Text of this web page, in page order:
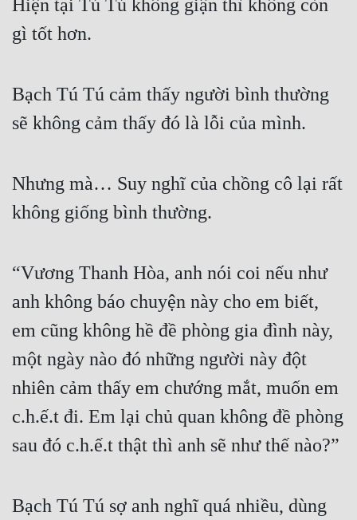
Hiện tại Tú Tú không giận thì không còn
gì tốt hơn.
Bạch Tú Tú cảm thấy người bình thường
sẽ không cảm thấy đó là lỗi của mình.
Nhưng mà… Suy nghĩ của chồng cô lại rất
không giống bình thường.
“Vương Thanh Hòa, anh nói coi nếu như
anh không báo chuyện này cho em biết,
em cũng không hề đề phòng gia đình này,
một ngày nào đó những người này đột
nhiên cảm thấy em chướng mắt, muốn em
c.h.ế.t đi. Em lại chủ quan không đề phòng
sau đó c.h.ế.t thật thì anh sẽ như thế nào?”
Bạch Tú Tú sợ anh nghĩ quá nhiều, dùng